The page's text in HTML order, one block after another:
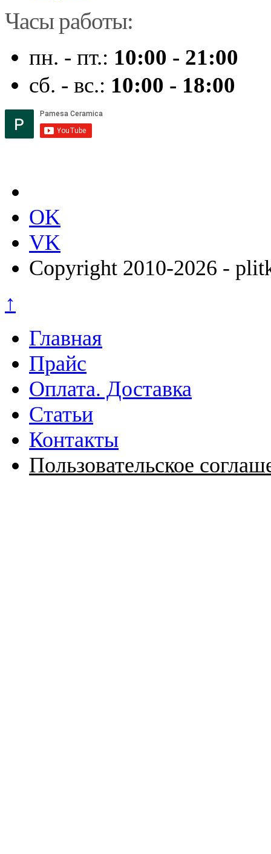
Часы работы:
пн. - пт.: 10:00 - 21:00
сб. - вс.: 10:00 - 18:00
OK
VK
Copyright 2010-2026 -
↑
Главная
Прайс
Оплата. Доставка
Статьи
Контакты
Пользовательское